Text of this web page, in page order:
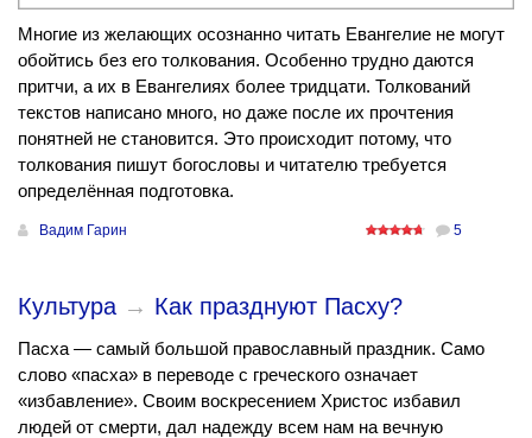
Многие из желающих осознанно читать Евангелие не могут
обойтись без его толкования. Особенно трудно даются
притчи, а их в Евангелиях более тридцати. Толкований
текстов написано много, но даже после их прочтения
понятней не становится. Это происходит потому, что
толкования пишут богословы и читателю требуется
определённая подготовка.
Вадим Гарин 5
Культура → Как празднуют Пасху?
Пасха — самый большой православный праздник. Само
слово «пасха» в переводе с греческого означает
«избавление». Своим воскресением Христос избавил
людей от смерти, дал надежду всем нам на вечную